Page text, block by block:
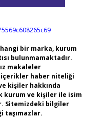
bir marka, kurum
bulunmamaktadır.
makaleler
içerikler haber niteliği
kişiler hakkında
kurum ve kişiler ile isim
Sitemizdeki bilgiler
taşımazlar.